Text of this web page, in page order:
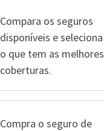
Compara os seguros
disponíveis e seleciona
o que tem as melhores
coberturas.
Compra o seguro de